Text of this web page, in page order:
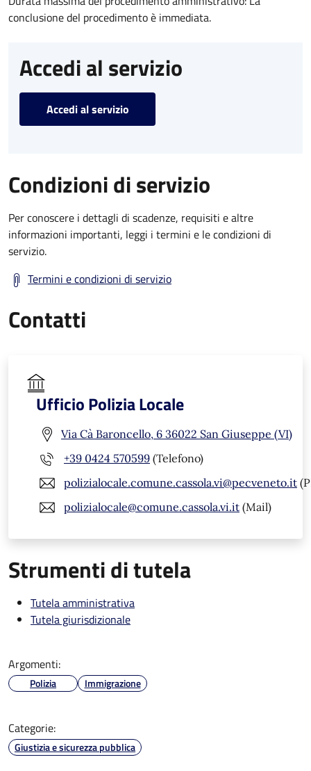
conclusione del procedimento è immediata.
Accedi al servizio
Accedi al servizio
Condizioni di servizio
Per conoscere i dettagli di scadenze, requisiti e altre
informazioni importanti, leggi i termini e le condizioni di
servizio.
Termini e condizioni di servizio
Contatti
Ufficio Polizia Locale
Via Cà Baroncello, 6 36022 San Giuseppe (VI)
+39 0424 570599 (Telefono)
polizialocale.comune.cassola.vi@pecveneto.it
polizialocale@comune.cassola.vi.it (Mail)
Strumenti di tutela
Tutela amministrativa
Tutela giurisdizionale
Argomenti:
Polizia Immigrazione
Categorie:
Giustizia e sicurezza pubblica